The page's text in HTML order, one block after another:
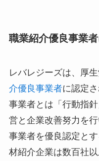
職業紹介優良事業
レバレジーズは、厚
介優良事業者に認定
事業者とは「行動指
営と企業改善努力を
事業者を優良認定と
材紹介企業は数百社